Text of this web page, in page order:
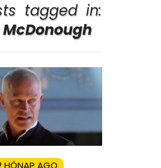
tagged in:
HÓNAP AGO